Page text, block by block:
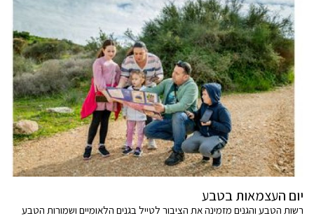
יום העצמאות בטבע
רשות הטבע והגנים מזמינה את הציבור לטייל בגנים הלאומיים ושמורות הטבע